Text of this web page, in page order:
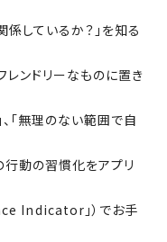
しているか？」を知る
レンドリーなものに置き
「無理のない範囲で自
行動の習慣化をアプリ
Indicator」）でお手